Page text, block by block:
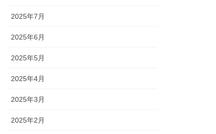
2025年7月
2025年6月
2025年5月
2025年4月
2025年3月
2025年2月